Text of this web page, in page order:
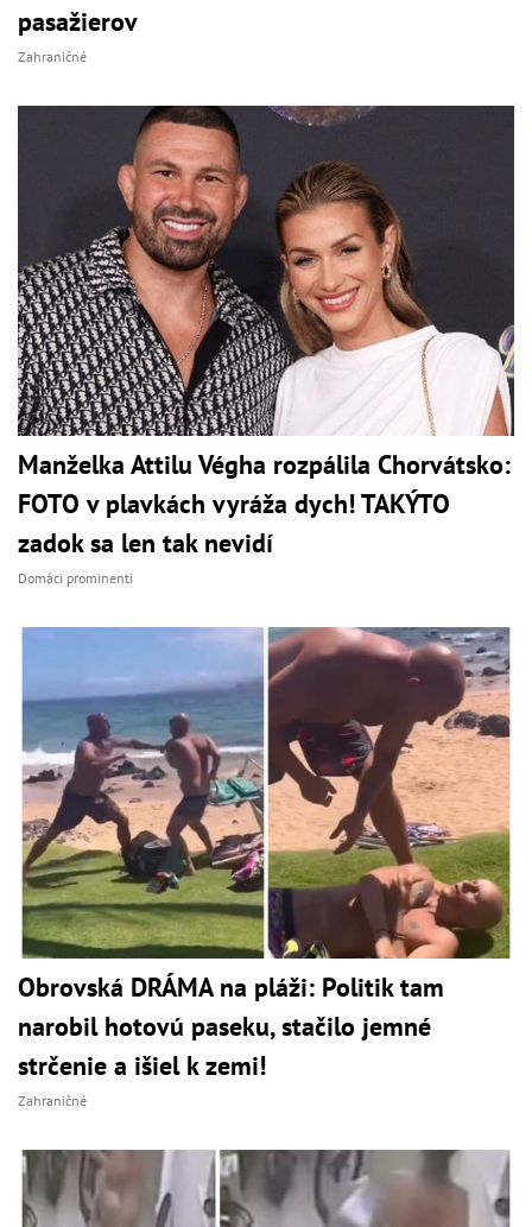
pasažierov
Zahraničné
Manželka Attilu Végha rozpálila Chorvátsko:
FOTO v plavkách vyráža dych! TAKÝTO
zadok sa len tak nevidí
Domáci prominenti
Obrovská DRÁMA na pláži: Politik tam
narobil hotovú paseku, stačilo jemné
strčenie a išiel k zemi!
Zahraničné